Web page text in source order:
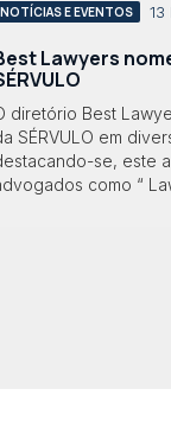
NOTÍCIAS E EVENTOS
Lawyers
diretório Best
SÉRVULO em
se, este
como “